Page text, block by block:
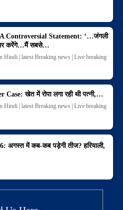
Controversial Statement: ‘…जंगली
करेंगे…मैं सबसे…
Hindi | latest Breaking news | Live breaking
खेत में रोपा लगा रही थी पत्नी,…
Hindi | latest Breaking news | Live breaking
अगस्त में कब-कब पड़ेगी तीज? हरियाली,